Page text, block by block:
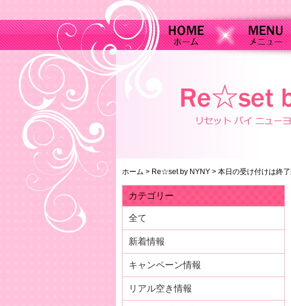
ホーム > Re☆set by NYNY > 本日の受け付けは終
カテゴリー
全て
新着情報
キャンペーン情報
リアル空き情報